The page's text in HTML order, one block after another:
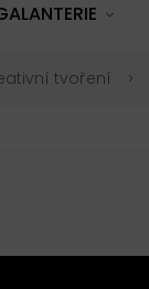
tvoření